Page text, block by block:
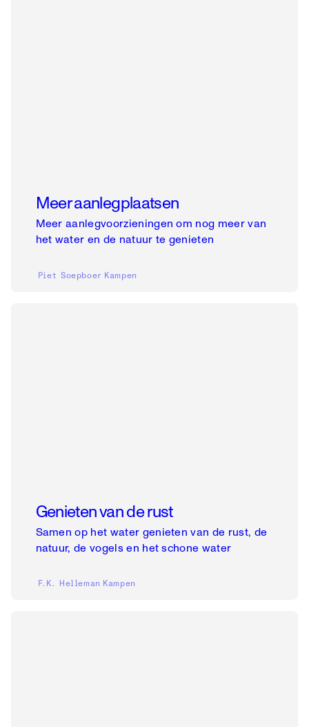
Meer aanlegplaatsen
Meer aanlegvoorzieningen om nog meer van
het water en de natuur te genieten
Piet Soepboer Kampen
Genieten van de rust
Samen op het water genieten van de rust, de
natuur, de vogels en het schone water
F.K. Helleman Kampen